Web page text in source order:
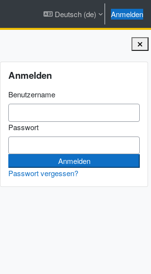
Deutsch ‎(de)‎ Anmelden
Blöcke
Anmelden
Benutzername
Passwort
Passwort vergessen?